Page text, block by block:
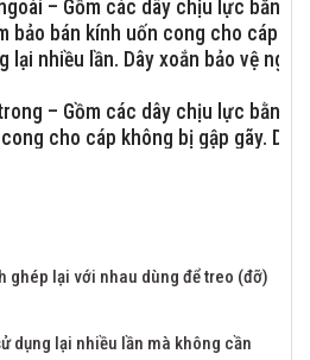
– Gồm các dây chịu lực bằng
bảo bán kính uốn cong cho cáp
lại nhiều lần. Dây xoắn bảo vệ
– Gồm các dây chịu lực bằng
cho cáp không bị gập gãy.
ghép lại với nhau dùng để treo (đỡ)
dụng lại nhiều lần mà không cần